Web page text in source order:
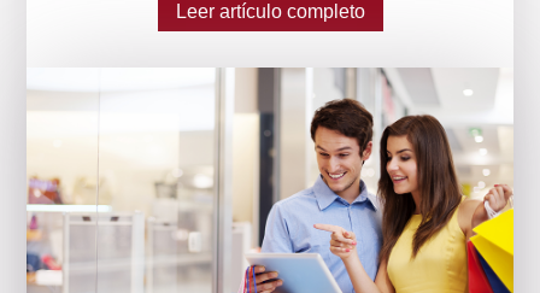
Leer artículo completo